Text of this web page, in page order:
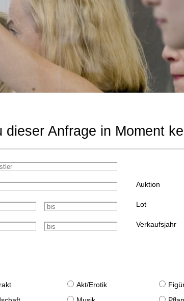
dieser Anfrage in Moment
Auktion
Lot
Verkaufsjahr
Akt/Erotik